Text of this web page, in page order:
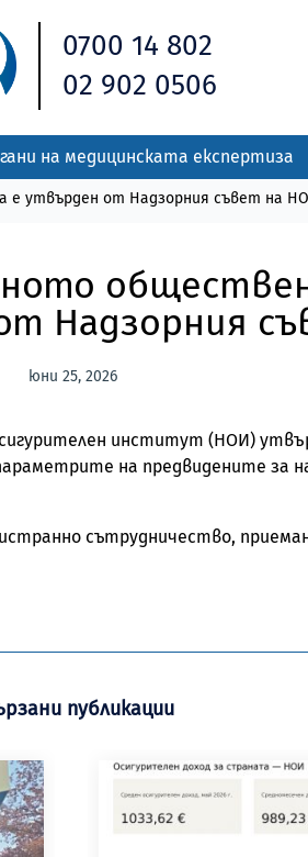
0700 14 802
02 902 0506
на медицинската експертиза
е утвърден от Надзорния съвет на
Надзорния
юни 25, 2026
институт (НОИ)
на предвидените за
сътрудничество,
публикации